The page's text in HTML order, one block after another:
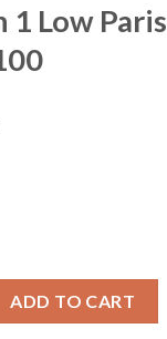
1 Low Paris
ADD TO CART